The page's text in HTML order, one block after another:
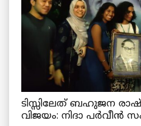
ടിസ്സിലേത് ബഹുജന
വിജയം: നിദാ പർവീൻ